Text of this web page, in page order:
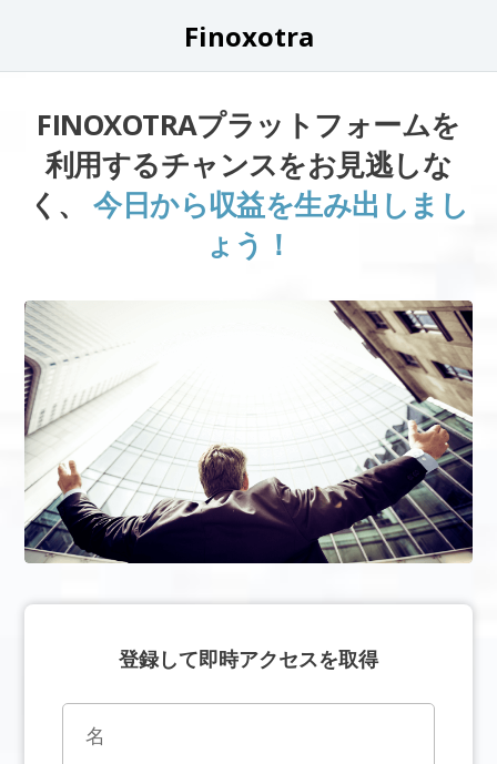
Finoxotra
FINOXOTRAプラットフォームを
利用するチャンスをお見逃しな
く、今日から収益を生み出しまし
ょう！
登録して即時アクセスを取得